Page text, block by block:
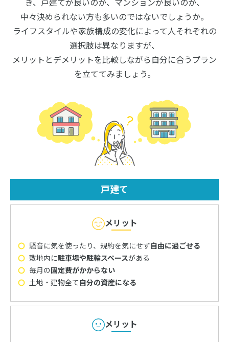
き、戸建てが良いのか、マンションが良いのか、
中々決められない方も多いのではないでしょうか。
ライフスタイルや家族構成の変化によって人それぞれの
選択肢は異なりますが、
メリットとデメリットを比較しながら自分に合うプラン
を立ててみましょう。
戸建て
メリット
騒音に気を使ったり、規約を気にせず自由に過ごせる
敷地内に駐車場や駐輪スペースがある
毎月の 固定費がかからない
土地・建物全て 自分の資産になる
メリット